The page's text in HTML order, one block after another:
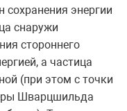
сохранения энергии
снаружи
стороннего
а частица
(при этом с точки
Шварцшильда